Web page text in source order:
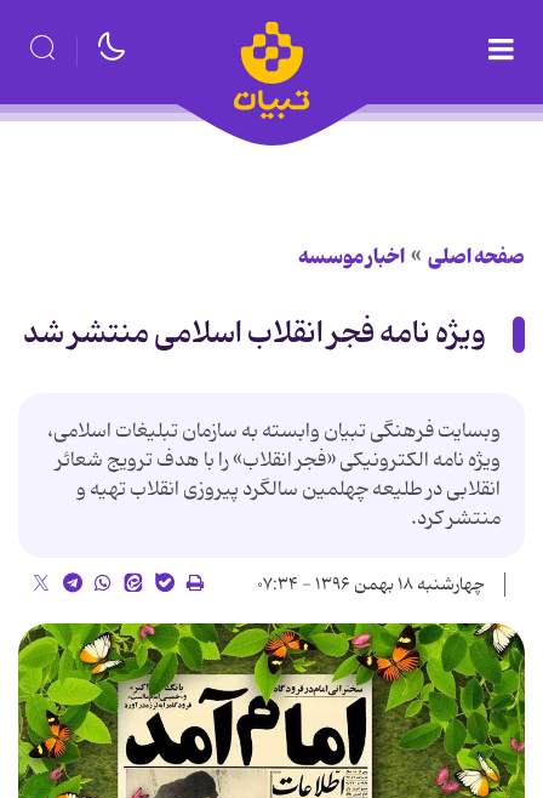
صفحه اصلی اخبار موسسه
ویژه نامه فجر انقلاب اسلامی منتشر شد
وبسایت فرهنگی تبیان وابسته به سازمان تبلیغات اسلامی،
ویژه نامه الکترونیکی «فجر انقلاب» را با هدف ترویج شعائر
انقلابی در طلیعه چهلمین سالگرد پیروزی انقلاب تهیه و
منتشر کرد.
چهارشنبه ۱۸ بهمن ۱۳۹۶ - ۰۷:۳۴